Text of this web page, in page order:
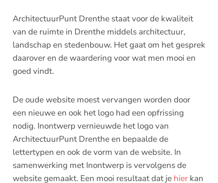
ArchitectuurPunt Drenthe staat voor de kwaliteit
van de ruimte in Drenthe middels architectuur,
landschap en stedenbouw. Het gaat om het gesprek
daarover en de waardering voor wat men mooi en
goed vindt.
De oude website moest vervangen worden door
een nieuwe en ook het logo had een opfrissing
nodig. Inontwerp vernieuwde het logo van
ArchitectuurPunt Drenthe en bepaalde de
lettertypen en ook de vorm van de website. In
samenwerking met Inontwerp is vervolgens de
website gemaakt. Een mooi resultaat dat je hier kan